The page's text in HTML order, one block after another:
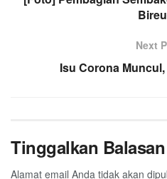
Next
Isu Corona
Tinggalkan Balasan
Alamat email Anda tidak akan